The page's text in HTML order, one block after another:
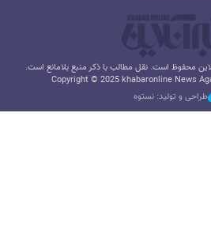
محفوظ است. نقل مطالب با ذکر منبع بلامانع است.
Copyright © 2025 khabaronline News
طراحی و تولید: نستوه